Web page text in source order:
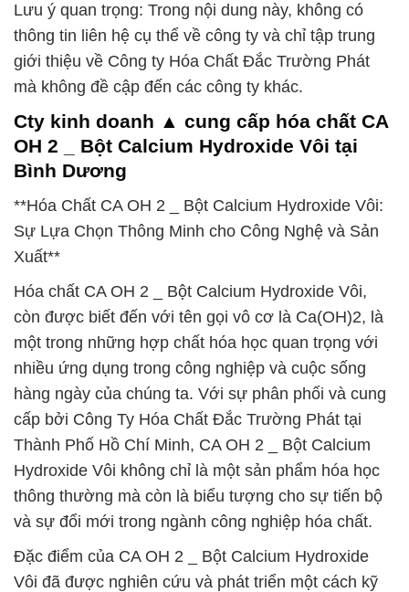
Lưu ý quan trọng: Trong nội dung này, không có
thông tin liên hệ cụ thể về công ty và chỉ tập trung
giới thiệu về Công ty Hóa Chất Đắc Trường Phát
mà không đề cập đến các công ty khác.
Cty kinh doanh ▲ cung cấp hóa chất CA
OH 2 _ Bột Calcium Hydroxide Vôi tại
Bình Dương
**Hóa Chất CA OH 2 _ Bột Calcium Hydroxide Vôi:
Sự Lựa Chọn Thông Minh cho Công Nghệ và Sản
Xuất**
Hóa chất CA OH 2 _ Bột Calcium Hydroxide Vôi,
còn được biết đến với tên gọi vô cơ là Ca(OH)2, là
một trong những hợp chất hóa học quan trọng với
nhiều ứng dụng trong công nghiệp và cuộc sống
hàng ngày của chúng ta. Với sự phân phối và cung
cấp bởi Công Ty Hóa Chất Đắc Trường Phát tại
Thành Phố Hồ Chí Minh, CA OH 2 _ Bột Calcium
Hydroxide Vôi không chỉ là một sản phẩm hóa học
thông thường mà còn là biểu tượng cho sự tiến bộ
và sự đổi mới trong ngành công nghiệp hóa chất.
Đặc điểm của CA OH 2 _ Bột Calcium Hydroxide
Vôi đã được nghiên cứu và phát triển một cách kỹ